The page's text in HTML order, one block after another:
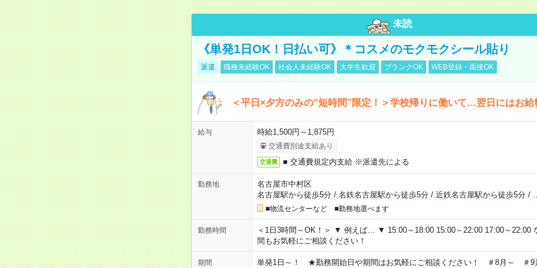
未読
《単発1日OK！日払い可》＊コスメのモクモクシール貼り
派遣 職種未経験OK 社会人未経験OK 大学生歓迎 ブランクOK WEB登録・面接OK
＜平日×夕方のみの“短時間”限定！＞学校帰りに働いて…翌日にはお給
給与 時給1,500円～1,875円
交通費別途支給あり
交通費 ■ 交通費規定内支給 ※派遣先による
勤務地
名古屋市中村区
名古屋駅から徒歩5分/ 名鉄名古屋駅から徒歩5分/ 近鉄名古屋駅から徒歩5分/
■物流センターなど ■勤務地選べます
勤務時間
＜1日3時間～OK！＞ ▼ 例えば… ▼ 15:00～18:00 15:00～22:00 17:00～22:00
間もお気軽にご相談ください！
期間 単発1日～！ ★勤務開始日や期間はお気軽にご相談ください！ ＃8月～ ＃9